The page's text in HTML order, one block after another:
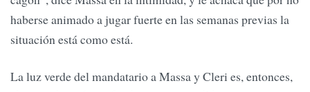
haberse animado a jugar fuerte en las semanas previas la
situación está como está.
La luz verde del mandatario a Massa y Cleri es, entonces,